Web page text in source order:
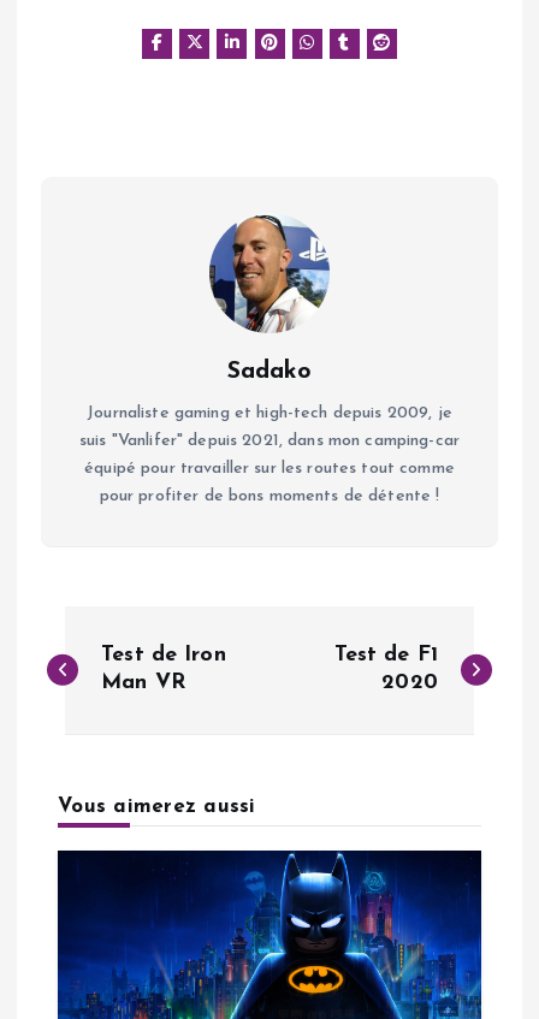
Sadako
Journaliste gaming et high-tech depuis 2009, je
suis "Vanlifer" depuis 2021, dans mon camping-car
équipé pour travailler sur les routes tout comme
pour profiter de bons moments de détente !
a
t
Test de Iron
Man VR
Test de F1
2020
Vous aimerez aussi